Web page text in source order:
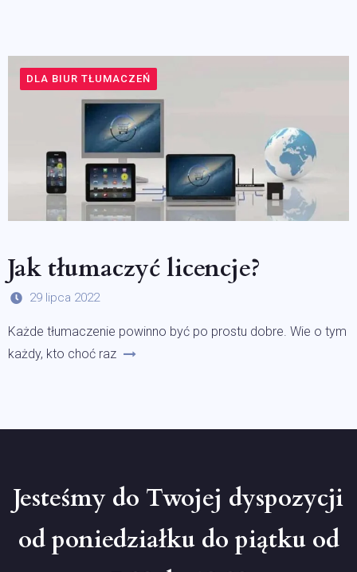
DLA BIUR TŁUMACZEŃ
Jak tłumaczyć licencje?
29 lipca 2022
Każde tłumaczenie powinno być po prostu dobre. Wie o tym
każdy, kto choć raz
Jesteśmy do Twojej dyspozycji
od poniedziałku do piątku od